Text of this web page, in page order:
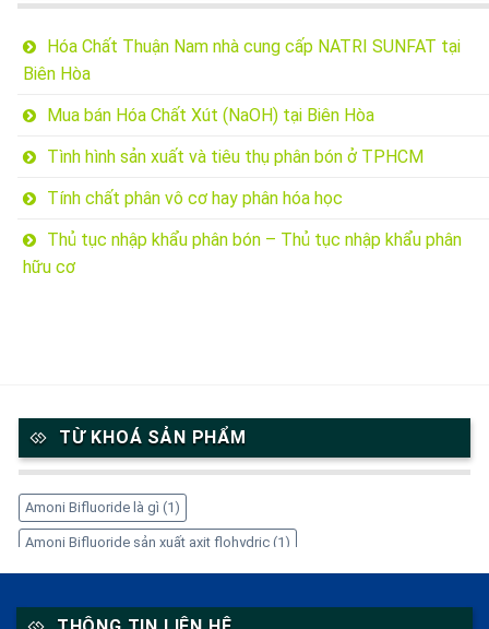
Hóa Chất Thuận Nam nhà cung cấp NATRI SUNFAT tại
Biên Hòa
Mua bán Hóa Chất Xút (NaOH) tại Biên Hòa
Tình hình sản xuất và tiêu thụ phân bón ở TPHCM
Tính chất phân vô cơ hay phân hóa học
Thủ tục nhập khẩu phân bón – Thủ tục nhập khẩu phân
hữu cơ
TỪ KHOÁ SẢN PHẨM
Amoni Bifluoride là gì (1)
Amoni Bifluoride sản xuất axit flohydric (1)
Amoni Bifluoride trong công nghiệp(1)
Amoni Bifluoride tẩy gỉ thép(1) Amoni Bifluoride xử lý kim loại(1)